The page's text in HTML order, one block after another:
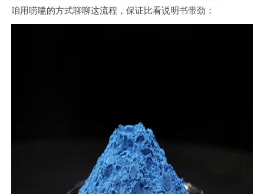
咱用唠嗑的方式聊聊这流程，保证比看说明书带劲：